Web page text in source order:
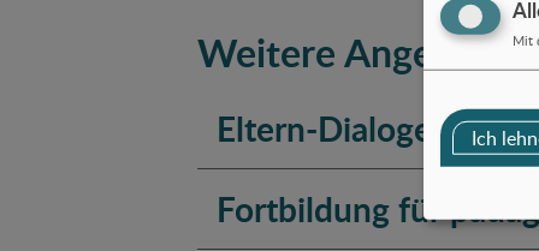
Weitere Angebote
Eltern-Dialoge
Fortbildung für
Mit
Ich